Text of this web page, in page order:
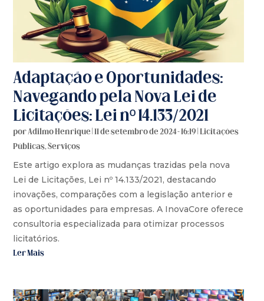
Adaptação e Oportunidades:
Navegando pela Nova Lei de
Licitações: Lei nº 14.133/2021
porAdilmo Henrique |11 de setembro de 2024 - 16:19 |Licitações
Públicas,Serviços
Este artigo explora as mudanças trazidas pela nova
Lei de Licitações, Lei nº 14.133/2021, destacando
inovações, comparações com a legislação anterior e
as oportunidades para empresas. A InovaCore oferece
consultoria especializada para otimizar processos
licitatórios.
Ler Mais